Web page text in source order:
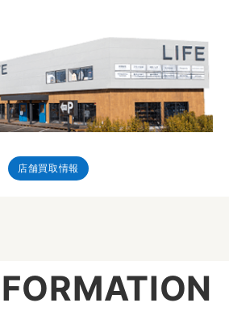
店舗買取情報